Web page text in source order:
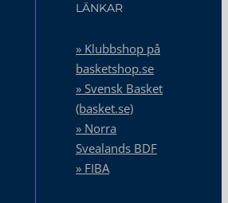
LÄNKAR
» Klubbshop på
basketshop.se
» Svensk Basket
(basket.se)
» Norra
Svealands BDF
» FIBA